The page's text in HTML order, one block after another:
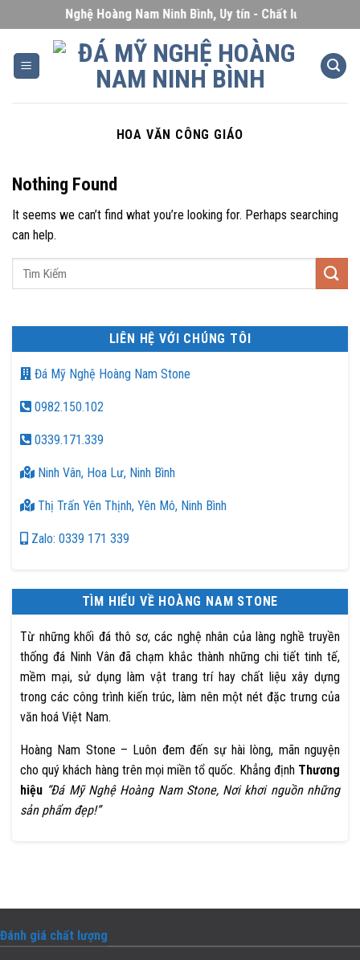
to
content
Đá Mỹ Nghệ Hoàng Nam Ninh Bình, Uy tín - Chất lượng - Giá
HOA VĂN CÔNG GIÁO
LIÊN HỆ VỚI CHÚNG TÔI
Đá Mỹ Nghệ Hoàng Nam Stone
0982.150.102
0339.171.339
Ninh Vân, Hoa Lư, Ninh Bình
Thị Trấn Yên Thịnh, Yên Mô, Ninh Bình
Zalo: 0339 171 339
TÌM HIỂU VỀ HOÀNG NAM STONE
Từ những khối đá thô sơ, các nghệ nhân của làng nghề truyền
thống đá Ninh Vân đã chạm khắc thành những chi tiết tinh tế,
mềm mại, sử dụng làm vật trang trí hay chất liệu xây dựng
trong các công trình kiến trúc, làm nên một nét đặc trưng của
văn hoá Việt Nam.
Hoàng Nam Stone – Luôn đem đến sự hài lòng, mãn nguyện
cho quý khách hàng trên mọi miền tổ quốc. Khẳng định Thương
hiệu “Đá Mỹ Nghệ Hoàng Nam Stone, Nơi khơi nguồn những
sản phẩm đẹp!”
Nothing Found
It seems we can’t find what you’re looking for. Perhaps searching
can help.
Đánh giá chất lượng